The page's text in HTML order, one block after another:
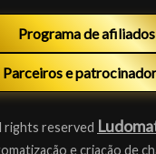
Programa de afiliados
Parceiros e
rights reserved
e criação de